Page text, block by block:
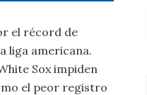
el récord de
liga americana.
Sox impiden
el peor registro